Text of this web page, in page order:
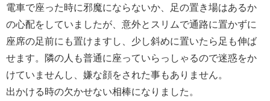
・１５ｋｇ
【同梱書類】
・取扱説明書
・保証書
・ご注意ください
【保証期間】
・１年間
電車で座った時に邪魔にならないか、足の置き場はあるか
の心配をしていましたが、意外とスリムで通路に置かずに
座席の足前にも置けますし、少し斜めに置いたら足も伸ば
せます。隣の人も普通に座っていらっしゃるので迷惑をか
けていませんし、嫌な顔をされた事もありません。
出かける時の欠かせない相棒になりました。